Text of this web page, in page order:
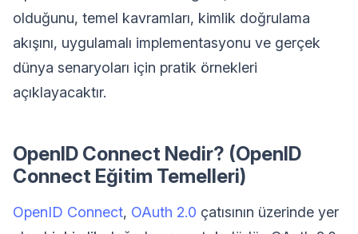
olduğunu, temel kavramları, kimlik doğrulama
akışını, uygulamalı implementasyonu ve gerçek
dünya senaryoları için pratik örnekleri
açıklayacaktır.
OpenID Connect Nedir? (OpenID
Connect Eğitim Temelleri)
OpenID Connect, OAuth 2.0 çatısının üzerinde yer